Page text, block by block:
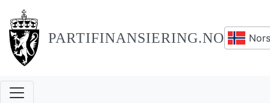
PARTIFINANSIERING.NO